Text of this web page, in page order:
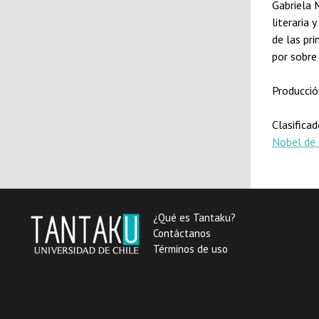
Gabriela
literaria
de las
por
Nobel
¿Qué es Tantaku?
Contáctanos
Términos de uso